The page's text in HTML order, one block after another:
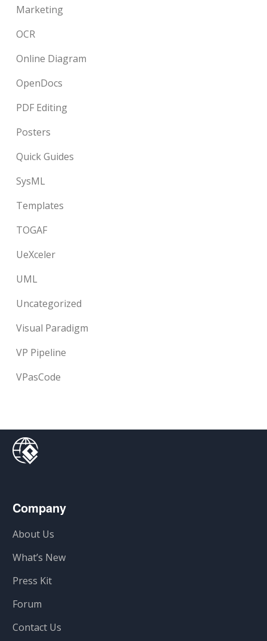
Marketing
OCR
Online Diagram
OpenDocs
PDF Editing
Posters
Quick Guides
SysML
Templates
TOGAF
UeXceler
UML
Uncategorized
Visual Paradigm
VP Pipeline
VPasCode
Company
About Us
What’s New
Press Kit
Forum
Contact Us